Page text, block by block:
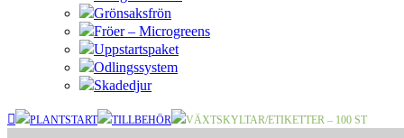
Grönsaksfrön
Fröer – Microgreens
Uppstartspaket
Odlingssystem
Skadedjur
PLANTSTART TILLBEHÖR VÄXTSKYLTAR/ETIKETTER – 100 ST